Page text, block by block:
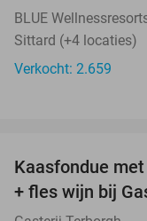
BLUE
Sittard (+4 locaties)
Verkocht: 2.659
Kaasfondue
+ fles wijn bij